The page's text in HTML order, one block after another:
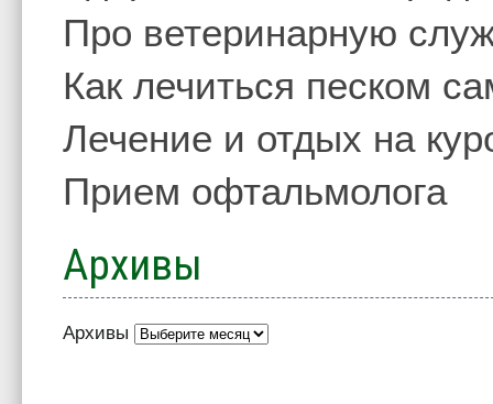
Про ветеринарную
Как лечиться песком
Лечение и отдых на
Прием офтальмолога
Архивы
Архивы